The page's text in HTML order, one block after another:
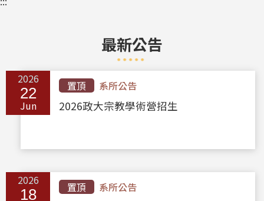
最新公告
2026
22
Jun
置頂 系所公告
2026政大宗教學術營招生
2026
18 置頂 系所公告